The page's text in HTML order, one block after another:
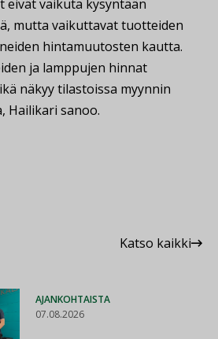
eivät vaikuta kysyntään
mutta vaikuttavat tuotteiden
hintamuutosten kautta.
ja lamppujen hinnat
näkyy tilastoissa myynnin
Hailikari sanoo.
Katso kaikki
AJANKOHTAISTA
07.08.2026